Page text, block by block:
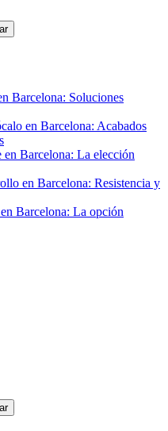
Barcelona: Soluciones
en Barcelona: Acabados
Barcelona: La elección
en Barcelona: Resistencia y
Barcelona: La opción